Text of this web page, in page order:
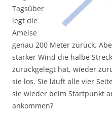
Tagsüber
legt die
Ameise
genau 200 Meter zurück.
starker Wind die halbe
zurückgelegt hat, wieder
sie los. Sie läuft alle vier
sie wieder beim Startpunkt
ankommen?